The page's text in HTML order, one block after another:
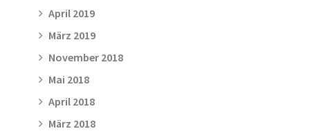
April 2019
März 2019
November 2018
Mai 2018
April 2018
März 2018